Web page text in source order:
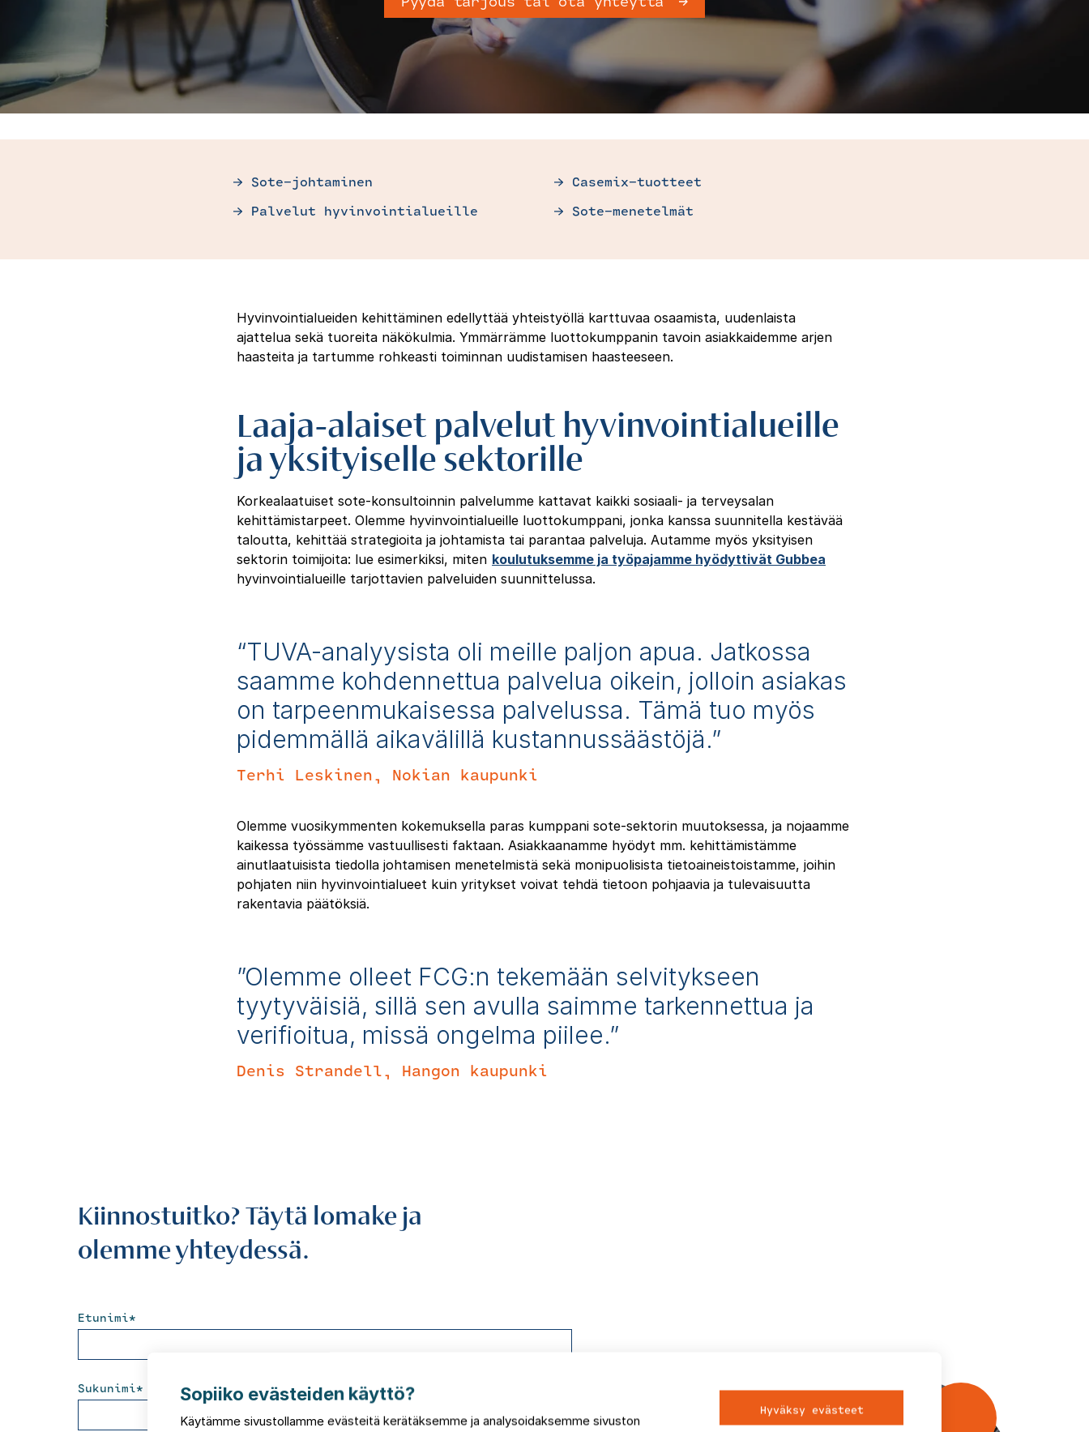
Sote-johtaminen
Casemix-tuotteet
Palvelut hyvinvointialueille
Sote-menetelmät
Hyvinvointialueiden kehittäminen edellyttää yhteistyöllä karttuvaa osaamista, uudenlaista
ajattelua sekä tuoreita näkökulmia. Ymmärrämme luottokumppanin tavoin asiakkaidemme arjen
haasteita ja tartumme rohkeasti toiminnan uudistamisen haasteeseen.
Laaja-alaiset palvelut hyvinvointialueille
ja yksityiselle sektorille
Korkealaatuiset sote-konsultoinnin palvelumme kattavat kaikki sosiaali- ja terveysalan
kehittämistarpeet. Olemme hyvinvointialueille luottokumppani, jonka kanssa suunnitella kestävää
taloutta, kehittää strategioita ja johtamista tai parantaa palveluja. Autamme myös yksityisen
sektorin toimijoita: lue esimerkiksi, miten koulutuksemme ja työpajamme hyödyttivät Gubbea
hyvinvointialueille tarjottavien palveluiden suunnittelussa.
“TUVA-analyysista oli meille paljon apua. Jatkossa
saamme kohdennettua palvelua oikein, jolloin asiakas
on tarpeenmukaisessa palvelussa. Tämä tuo myös
pidemmällä aikavälillä kustannussäästöjä.”
Terhi Leskinen, Nokian kaupunki
Olemme vuosikymmenten kokemuksella paras kumppani sote-sektorin muutoksessa, ja nojaamme
kaikessa työssämme vastuullisesti faktaan. Asiakkaanamme hyödyt mm. kehittämistämme
ainutlaatuisista tiedolla johtamisen menetelmistä sekä monipuolisista tietoaineistoistamme, joihin
pohjaten niin hyvinvointialueet kuin yritykset voivat tehdä tietoon pohjaavia ja tulevaisuutta
rakentavia päätöksiä.
”Olemme olleet FCG:n tekemään selvitykseen
tyytyväisiä, sillä sen avulla saimme tarkennettua ja
verifioitua, missä ongelma piilee.”
Denis Strandell, Hangon kaupunki
Kiinnostuitko? Täytä lomake ja
olemme yhteydessä.
Etunimi*
Sukunimi* Sopiiko evästeiden käyttö?
Käytämme sivustollamme evästeitä kerätäksemme ja analysoidaksemme sivuston
Hyväksy evästeet